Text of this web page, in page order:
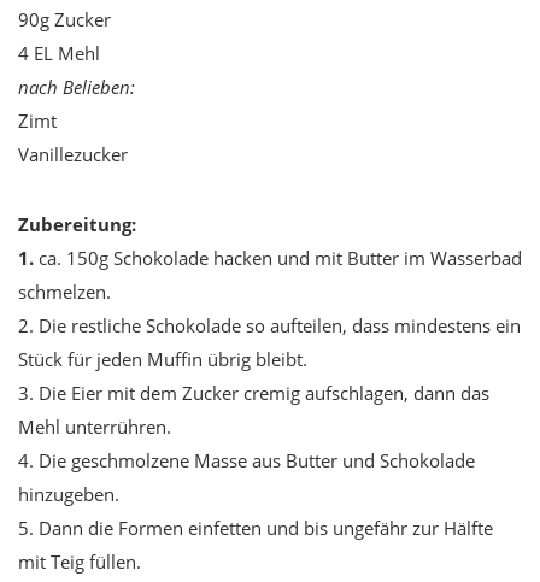
90g Zucker
4 EL Mehl
nach Belieben:
Zimt
Vanillezucker
Zubereitung:
1. ca. 150g Schokolade hacken und mit Butter im Wasserbad
schmelzen.
2. Die restliche Schokolade so aufteilen, dass mindestens ein
Stück für jeden Muffin übrig bleibt.
3. Die Eier mit dem Zucker cremig aufschlagen, dann das
Mehl unterrühren.
4. Die geschmolzene Masse aus Butter und Schokolade
hinzugeben.
5. Dann die Formen einfetten und bis ungefähr zur Hälfte
mit Teig füllen.